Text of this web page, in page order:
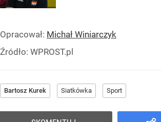
Opracował: Michał Winiarczyk
Źródło: WPROST.pl
Bartosz Kurek Siatkówka Sport